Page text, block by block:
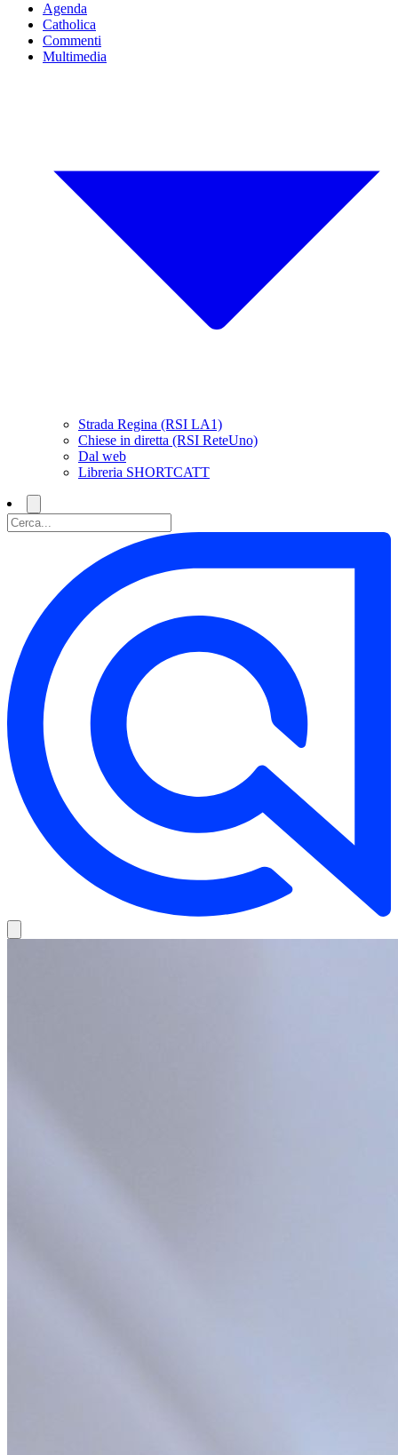
Agenda
Catholica
Commenti
Multimedia
Strada Regina (RSI LA1)
Chiese in diretta (RSI ReteUno)
Dal web
Libreria SHORTCATT